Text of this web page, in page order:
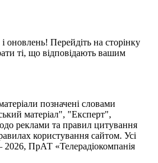
оновлень! Перейдіть на сторінку
ті, що відповідають вашим
позначені словами
матеріал", "Експерт",
реклами та правил цитування
користування сайтом. Усі
2026, ПрАТ «Телерадіокомпанія